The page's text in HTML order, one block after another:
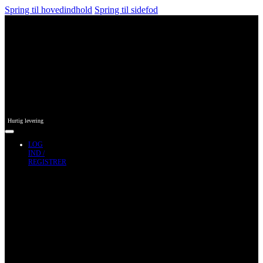
Spring til hovedindhold Spring til sidefod
Hurtig levering
LOG
IND /
REGISTRER